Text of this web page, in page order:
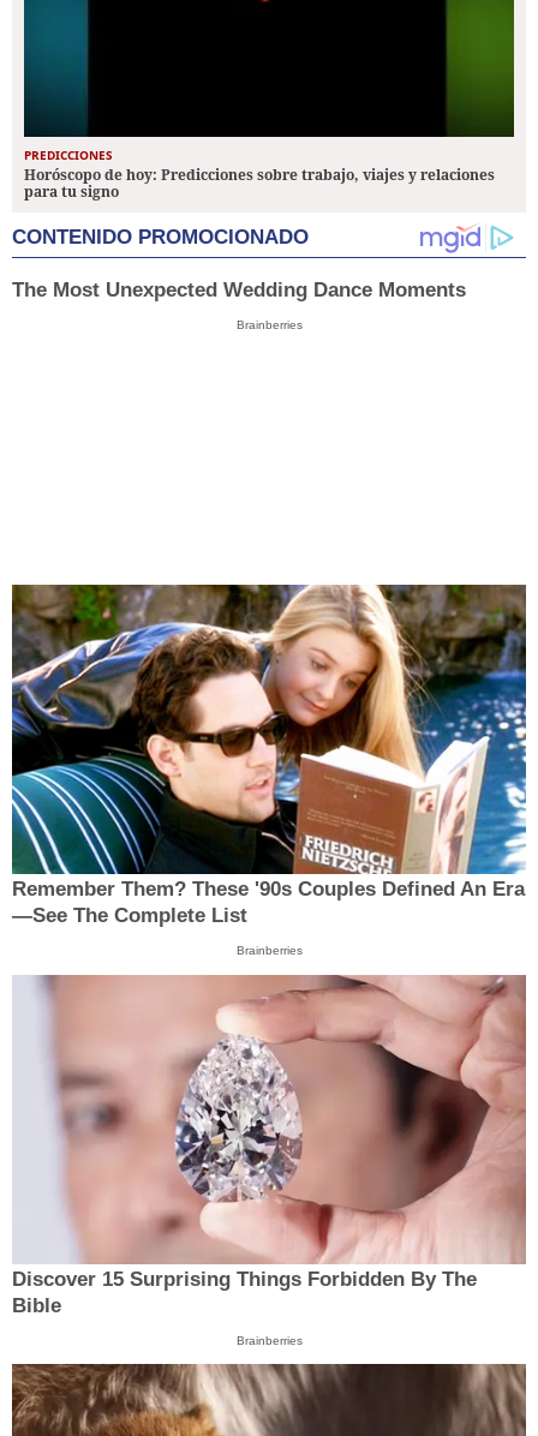
PREDICCIONES
Horóscopo de hoy: Predicciones sobre trabajo, viajes y relaciones
para tu signo
CONTENIDO PROMOCIONADO
The Most Unexpected Wedding Dance Moments
Brainberries
Remember Them? These '90s Couples Defined An Era
—See The Complete List
Brainberries
Discover 15 Surprising Things Forbidden By The
Bible
Brainberries